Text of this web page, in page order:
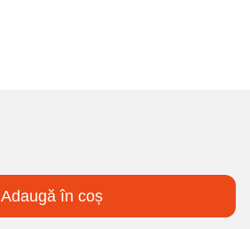
Adaugă în coș